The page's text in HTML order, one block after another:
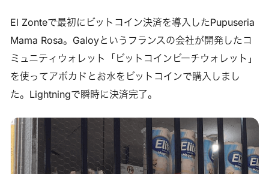
El Zonteで最初にビットコイン決済を導入したPupuseria
Mama Rosa。Galoyというフランスの会社が開発したコ
ミュニティウォレット「ビットコインビーチウォレット」
を使ってアボカドとお水をビットコインで購入しまし
た。Lightningで瞬時に決済完了。